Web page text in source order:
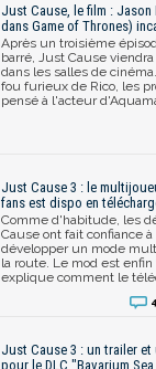
Just Cause, le film : Jason
dans Game of Thrones)
Après un troisième
barré, Just Cause
dans les salles de
fou furieux de Rico, les
pensé à l'acteur
Just Cause 3 : le
fans est dispo en
Comme d'habitude, les
Cause ont fait confiance
développer un mode
la route. Le mod est enfin
explique comment le
4
Just Cause 3 : un trailer
pour le DLC "Bavarium